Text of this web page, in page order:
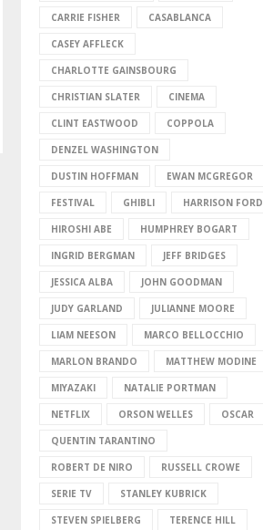
CARRIE FISHER CASABLANCA
CASEY AFFLECK
CHARLOTTE GAINSBOURG
CHRISTIAN SLATER CINEMA
CLINT EASTWOOD COPPOLA
DENZEL WASHINGTON
DUSTIN HOFFMAN EWAN MCGREGOR
FESTIVAL GHIBLI HARRISON FORD
HIROSHI ABE HUMPHREY BOGART
INGRID BERGMAN JEFF BRIDGES
JESSICA ALBA JOHN GOODMAN
JUDY GARLAND JULIANNE MOORE
LIAM NEESON MARCO BELLOCCHIO
MARLON BRANDO MATTHEW MODINE
MIYAZAKI NATALIE PORTMAN
NETFLIX ORSON WELLES OSCAR
QUENTIN TARANTINO
ROBERT DE NIRO RUSSELL CROWE
SERIE TV STANLEY KUBRICK
STEVEN SPIELBERG TERENCE HILL